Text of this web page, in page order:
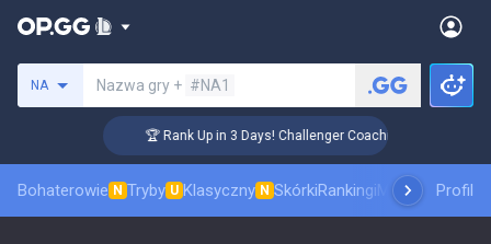
NA Nazwa gry + #NA1
🏆 Rank Up in 3 Days! Challenger Coaching
Bohaterowie N Tryby U Klasyczny N SkórkiRankingiMecze proProfil